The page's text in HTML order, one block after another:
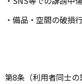
・備品・空間の破損
第8条（利用者同士の